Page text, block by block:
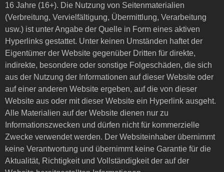
16 Jahre (16+). Die Nutzung von Seitenmaterialien
(Verbreitung, Vervielfältigung, Übermittlung, Verarbeitung
usw.) ist unter Angabe der Quelle in Form eines aktiven
Hyperlinks gestattet. Unter keinen Umständen haftet der
Eigentümer der Website gegenüber Dritten für direkte,
indirekte, besondere oder sonstige Folgeschäden, die sich
aus der Nutzung der Informationen auf dieser Website oder
auf einer anderen Website ergeben, auf die von dieser
Website aus oder mit dieser Website ein Hyperlink ausgeht.
Alle Materialien auf der Website dienen nur zu
Informationszwecken und dürfen nicht für kommerzielle
Zwecke verwendet werden. Der Websiteinhaber übernimmt
keine Verantwortung und übernimmt keine Garantie für die
Aktualität, Richtigkeit und Vollständigkeit der auf der